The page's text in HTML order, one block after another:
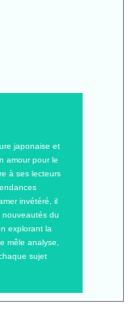
japonaise et
amour pour le
à ses lecteurs
invétéré, il
nouveautés du
explorant la
mêle analyse,
sujet